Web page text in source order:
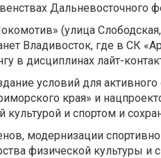
Дальневосточного
(улица
Владивосток, где в СК
в дисциплинах лайт-
условий для
края» и
и спортом и
модернизации
физической культуры